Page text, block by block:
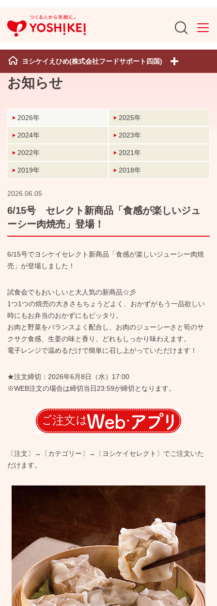
ヨシケイえひめ(株式会社フードサポート四国)
お知らせ
2026年 2025年
2024年 2023年
2022年 2021年
2019年 2018年
2026.06.05
6/15号 セレクト新商品「食感が楽しいジュ
ーシー肉焼売」登場！
6/15号でヨシケイセレクト新商品「食感が楽しいジューシー肉焼
売」が登場しました！
試食会でもおいしいと大人気の新商品☆彡
1つ1つの焼売の大きさもちょうどよく、おかずがもう一品欲しい
時にもお弁当のおかずにもピッタリ。
お肉と野菜をバランスよく配合し、お肉のジューシーさと筍のサ
クサク食感、生姜の味と香り、どれもしっかり味わえます。
電子レンジで温めるだけで簡単に召し上がっていただけます！
★注文締切： 2026年6月8日（水） 17:00
※WEB注文の場合は締切当日23:59が締切となります。
〔注文〕 → 〔カテゴリー〕 →
〔ヨシケイセレクト〕でご注文いた
だけます。